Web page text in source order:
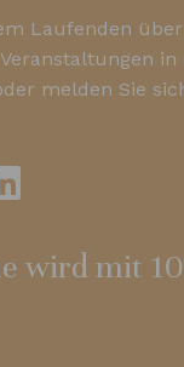
Laufenden
in
melden Sie
wird mit